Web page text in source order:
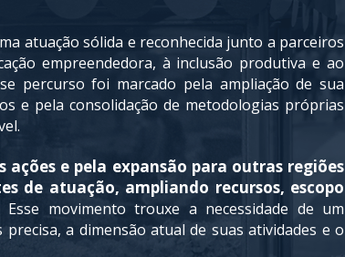
atuação sólida e reconhecida junto a parceiros
empreendedora, à inclusão produtiva e ao
percurso foi marcado pela ampliação de sua
e pela consolidação de metodologias próprias
e pela expansão para outras regiões
de atuação, ampliando recursos, escopo
Esse movimento trouxe a necessidade de um
a dimensão atual de suas atividades e o